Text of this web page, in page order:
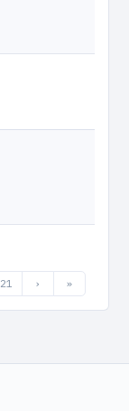
21 › »